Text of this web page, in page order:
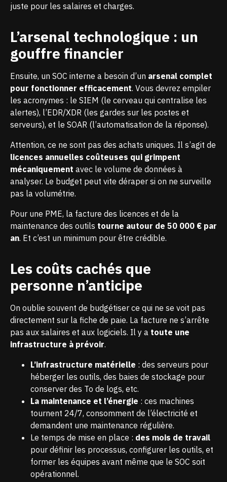
juste pour les salaires et charges.
L’arsenal technologique : un
gouffre financier
Ensuite, un SOC interne a besoin d’un arsenal complet
pour fonctionner efficacement. Vous devrez empiler
les acronymes : le SIEM (le cerveau qui centralise les
alertes), l’EDR/XDR (les gardes sur les postes et
serveurs), et le SOAR (l’automatisation de la réponse).
Attention, ce ne sont pas des achats uniques. Il s’agit de
licences annuelles coûteuses qui grimpent
mécaniquement avec le volume de données à
analyser. Le budget peut vite déraper si on ne surveille
pas la volumétrie.
Pour une PME, la facture des licences et de la
maintenance des outils tourne autour de 50 000 € par
an. Et c’est un minimum pour être crédible.
Les coûts cachés que
personne n’anticipe
On oublie souvent de budgétiser ce qui ne se voit pas
directement sur la fiche de paie. La facture ne s’arrête
pas aux salaires et aux logiciels. Il y a toute une
infrastructure à prévoir.
L’infrastructure matérielle : des serveurs pour
héberger les outils, des baies de stockage pour
conserver des To de logs, etc.
La maintenance et l’énergie : ces machines
tournent 24/7, consomment de l’électricité et
demandent une maintenance régulière.
Le temps de mise en place : des mois de travail
pour définir les processus, configurer les outils, et
former les équipes avant même que le SOC soit
opérationnel.